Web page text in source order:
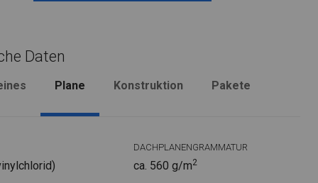
Daten
Plane Konstruktion Pakete
DACHPLANENGRAMMATUR
ca. 560 g/m2